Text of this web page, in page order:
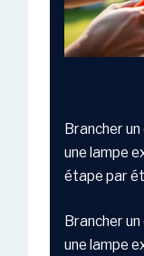
Brancher
une lampe
étape par
Brancher
une lampe